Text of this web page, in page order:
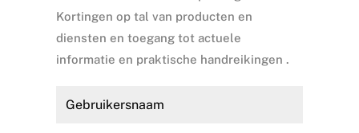
Kortingen op tal van producten en
diensten en toegang tot actuele
informatie en praktische handreikingen .